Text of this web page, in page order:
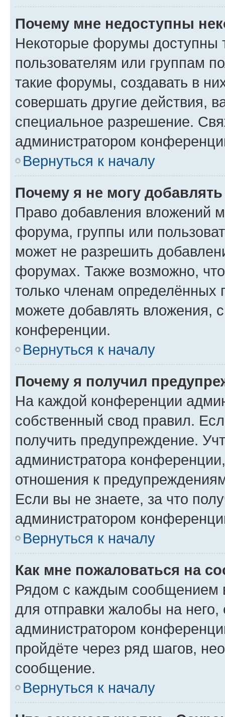
Почему мне недоступны
Некоторые форумы доступны
пользователям или группам
такие форумы, создавать в
совершать другие действия,
специальное разрешение.
администратором
Вернуться к началу
Почему я не могу
Право добавления вложений
форума, группы или
может не разрешить
форумах. Также возможно,
только членам определённых
можете добавлять вложения,
конференции.
Вернуться к началу
Почему я получил
На каждой конференции
собственный свод правил.
получить предупреждение.
администратора
отношения к
Если вы не знаете, за что
администратором
Вернуться к началу
Как мне пожаловаться на
Рядом с каждым сообщением
для отправки жалобы на
администратором
пройдёте через ряд шагов,
сообщение.
Вернуться к началу